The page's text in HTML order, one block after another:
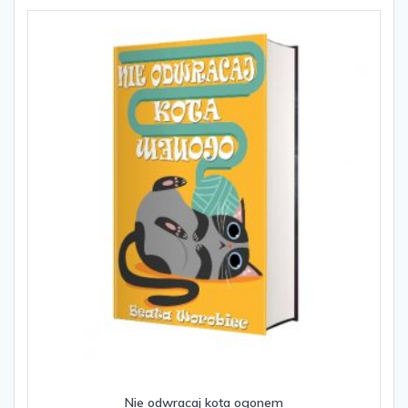
Opcje
można
wybrać
na
stronie
Nie odwracaj kota ogonem